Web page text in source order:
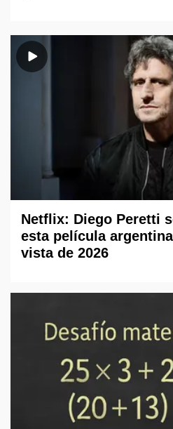
Netflix: Diego Peretti
esta película
vista de 2026